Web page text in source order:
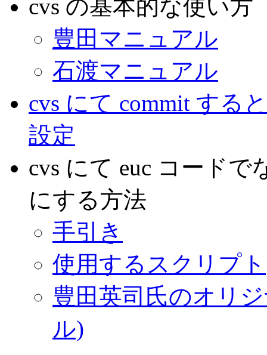
cvs の基本的な使い方
豊田マニュアル
石渡マニュアル
cvs にて commit する
設定
cvs にて euc コード
にする方法
手引き
使用するスクリプト
豊田英司氏のオリ
ル)